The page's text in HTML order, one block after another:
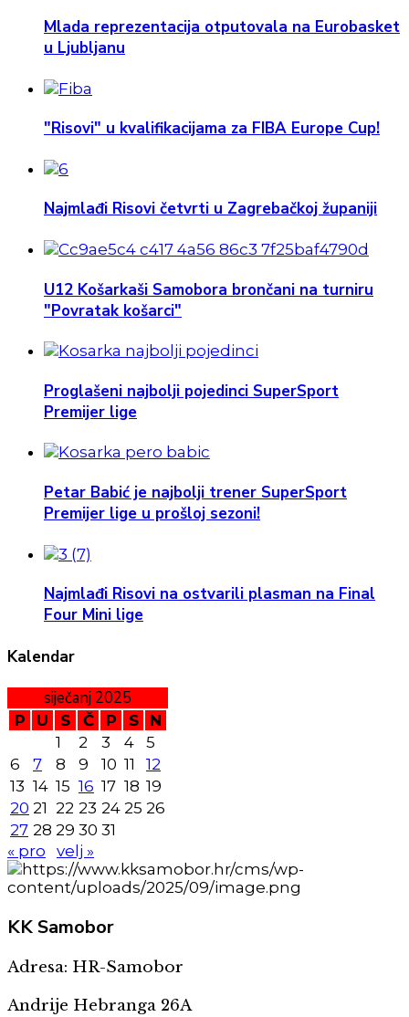
Mlada reprezentacija otputovala na Eurobasket
u Ljubljanu
"Risovi" u kvalifikacijama za FIBA Europe Cup!
Najmlađi Risovi četvrti u Zagrebačkoj županiji
U12 Košarkaši Samobora brončani na turniru
"Povratak košarci"
Proglašeni najbolji pojedinci SuperSport
Premijer lige
Petar Babić je najbolji trener SuperSport
Premijer lige u prošloj sezoni!
Najmlađi Risovi na ostvarili plasman na Final
Four Mini lige
Kalendar
siječanj 2025
P U S Č P S
N
1
2 3 4
5
6
7 8 9 10 11
12
13 14 15 16 17 18 19
20 21 22 23 24 25 26
27 28 29 30 31
« pro
velj »
KKSamobor
Adresa: HR-Samobor
Andrije Hebranga 26A